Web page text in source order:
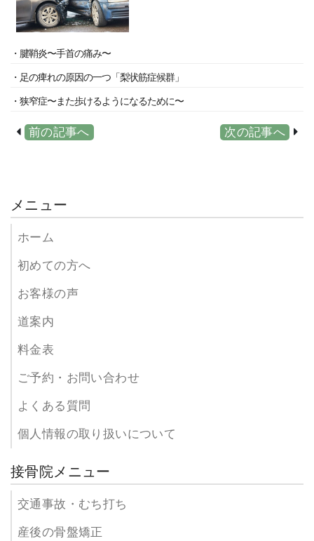
・腱鞘炎〜手首の痛み〜
・足の痺れの原因の一つ「梨状筋症候群」
・狭窄症〜また歩けるようになるために〜
前の記事へ 次の記事へ
メニュー
ホーム
初めての方へ
お客様の声
道案内
料金表
ご予約・お問い合わせ
よくある質問
個人情報の取り扱いについて
接骨院メニュー
交通事故・むち打ち
産後の骨盤矯正